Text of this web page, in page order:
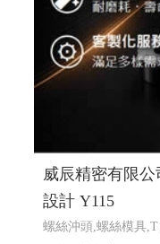
威辰精密有限
設計 Y115
螺絲沖頭,螺絲模具